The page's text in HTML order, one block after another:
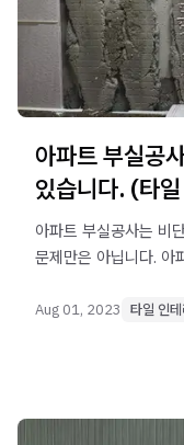
아파트 부실공
있습니다. (타
아파트 부실공사는 비
문제만은 아닙니다. 아
Aug 01, 2023 타일 인